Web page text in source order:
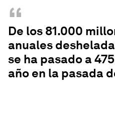
“
De los 81.000
anuales
se ha pasado a
año en la pasada